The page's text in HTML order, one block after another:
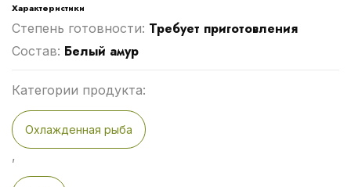
Характеристики
Степень готовности: Требует приготовления
Cостав: Белый амур
Категории продукта:
Охлажденная рыба
,